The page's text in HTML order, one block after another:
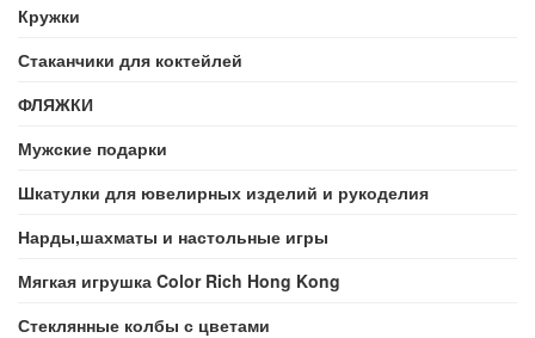
Кружки
Стаканчики для коктейлей
ФЛЯЖКИ
Мужские подарки
Шкатулки для ювелирных изделий и рукоделия
Нарды,шахматы и настольные игры
Мягкая игрушка Color Rich Hong Kong
Стеклянные колбы с цветами